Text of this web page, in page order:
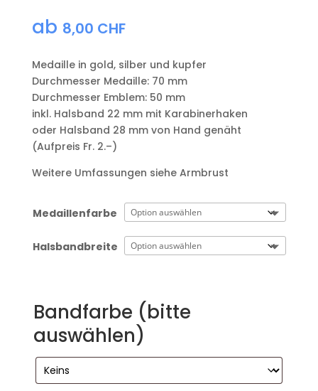
ab 8,00 CHF
Medaille in gold, silber und kupfer
​Durchmesser Medaille: 70 mm
Durchmesser Emblem: 50 mm
​inkl. Halsband 22 mm mit Karabinerhaken
oder Halsband 28 mm von Hand genäht
(Aufpreis Fr. 2.–)
Weitere Umfassungen siehe Armbrust
Medaillenfarbe
Halsbandbreite
Bandfarbe (bitte
auswählen)